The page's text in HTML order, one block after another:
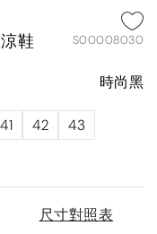
鞋 S00008030
時尚黑
41 42
43
尺寸對照表